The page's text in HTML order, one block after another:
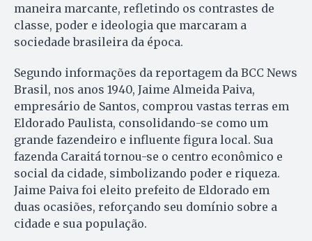
maneira marcante, refletindo os contrastes de
classe, poder e ideologia que marcaram a
sociedade brasileira da época.
Segundo informações da reportagem da BCC News
Brasil, nos anos 1940, Jaime Almeida Paiva,
empresário de Santos, comprou vastas terras em
Eldorado Paulista, consolidando-se como um
grande fazendeiro e influente figura local. Sua
fazenda Caraitá tornou-se o centro econômico e
social da cidade, simbolizando poder e riqueza.
Jaime Paiva foi eleito prefeito de Eldorado em
duas ocasiões, reforçando seu domínio sobre a
cidade e sua população.